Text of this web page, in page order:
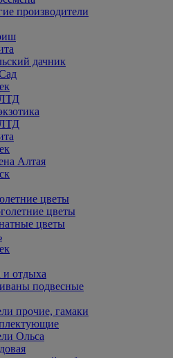
производители
дачник
Алтая
цветы
цветы
цветы
и отдыха
подвесные
прочие, гамаки
Ольса